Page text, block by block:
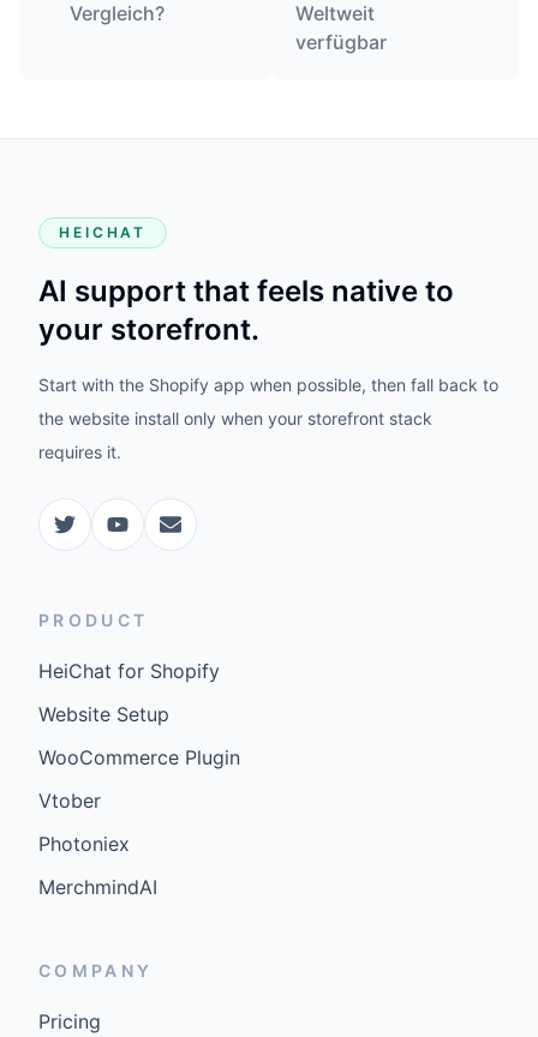
Vergleich?
Weltweit
verfügbar
HEICHAT
AI support that feels native to
your storefront.
Start with the Shopify app when possible, then fall back to
the website install only when your storefront stack
requires it.
PRODUCT
HeiChat for Shopify
Website Setup
WooCommerce Plugin
Vtober
Photoniex
MerchmindAI
COMPANY
Pricing